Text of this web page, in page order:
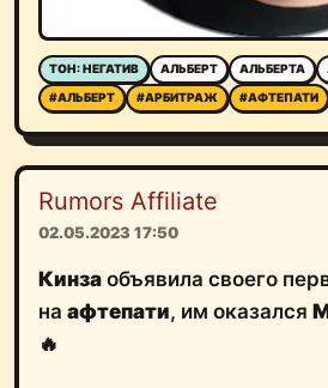
ТОН: НЕГАТИВ АЛЬБЕРТ АЛЬБЕРТА
#АЛЬБЕРТ
#АРБИТРАЖ #АФТЕПАТИ
Rumors Affiliate
Кинза
объявила своего
афтепати , им оказался
🔥